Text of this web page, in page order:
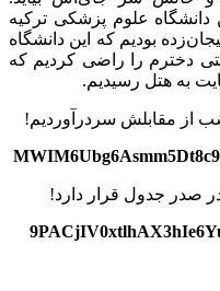
دانشگاه علوم پزشکی ترکیه
بودیم که این دانشگاه
دخترم را راضی کردیم که
به هتل رسیدیم.
از مقابلش سردرآوردیم!
صدر جدول قرار دارد!